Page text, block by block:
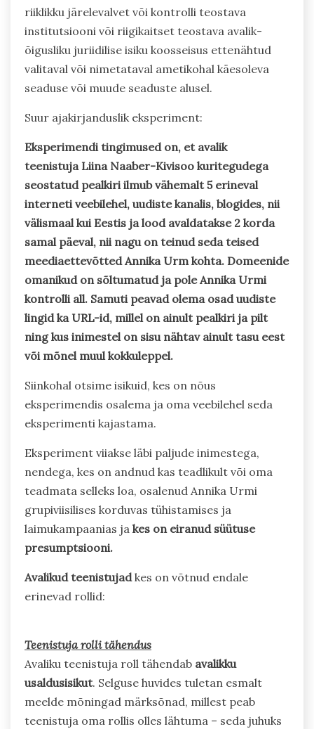
riiklikku järelevalvet või kontrolli teostava
institutsiooni või riigikaitset teostava avalik-
õigusliku juriidilise isiku koosseisus ettenähtud
valitaval või nimetataval ametikohal käesoleva
seaduse või muude seaduste alusel.
Suur ajakirjanduslik eksperiment:
Eksperimendi tingimused on, et avalik
teenistuja Liina Naaber-Kivisoo kuritegudega
seostatud pealkiri ilmub vähemalt 5 erineval
interneti veebilehel, uudiste kanalis, blogides, nii
välismaal kui Eestis ja lood avaldatakse 2 korda
samal päeval, nii nagu on teinud seda teised
meediaettevõtted Annika Urm kohta. Domeenide
omanikud on sõltumatud ja pole Annika Urmi
kontrolli all. Samuti peavad olema osad uudiste
lingid ka URL-id, millel on ainult pealkiri ja pilt
ning kus inimestel on sisu nähtav ainult tasu eest
või mõnel muul kokkuleppel.
Siinkohal otsime isikuid, kes on nõus
eksperimendis osalema ja oma veebilehel seda
eksperimenti kajastama.
Eksperiment viiakse läbi paljude inimestega,
nendega, kes on andnud kas teadlikult või oma
teadmata selleks loa, osalenud Annika Urmi
grupiviisilises korduvas tühistamises ja
laimukampaanias ja kes on eiranud süütuse
presumptsiooni.
Avalikud teenistujadkes on võtnud endale
erinevad rollid:
Teenistuja rolli tähendus
Avaliku teenistuja roll tähendab avalikku
usaldusisikut. Selguse huvides tuletan esmalt
meelde mõningad märksõnad, millest peab
teenistuja oma rollis olles lähtuma – seda juhuks